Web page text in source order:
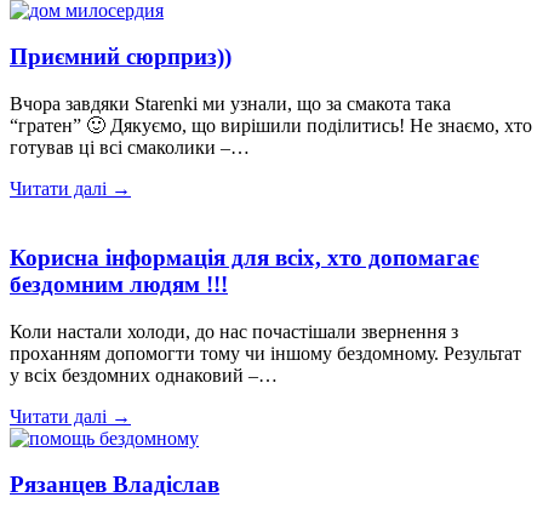
Приємний сюрприз))
Вчора завдяки Starenki ми узнали, що за смакота така
“гратен” 🙂 Дякуємо, що вирішили поділитись! Не знаємо, хто
готував ці всі смаколики –…
Читати далі →
Корисна інформація для всіх, хто допомагає
бездомним людям !!!
Коли настали холоди, до нас почастішали звернення з
проханням допомогти тому чи іншому бездомному. Результат
у всіх бездомних однаковий –…
Читати далі →
Рязанцев Владіслав